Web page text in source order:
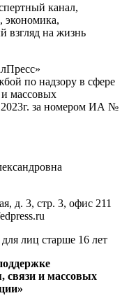
канал,
экономика,
взгляд на жизнь
по надзору в сфере
массовых
за номером ИА №
д. 3, стр. 3, офис 211
лиц старше 16 лет
связи и массовых